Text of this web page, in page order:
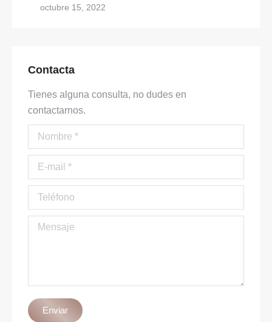
octubre 15, 2022
Contacta
Tienes alguna consulta, no dudes en
contactarnos.
Nombre *
E-mail *
Teléfono
Mensaje
Enviar